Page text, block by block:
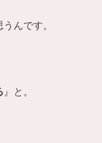
んです。
』と。